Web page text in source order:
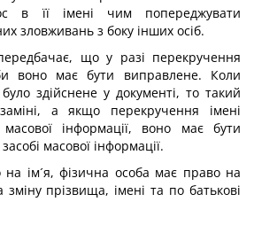
в її імені чим попереджувати
зловживань з боку інших осіб.
що у разі перекручення
воно має бути виправлене. Коли
здійснене у документі, то такий
а якщо перекручення імені
інформації, воно має бути
масової інформації.
ім´я, фізична особа має право на
прізвища, імені та по батькові